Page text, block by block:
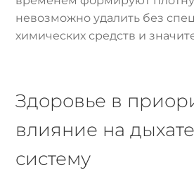
невозможно удалить без
химических средств и
Здоровье в
влияние на
систему